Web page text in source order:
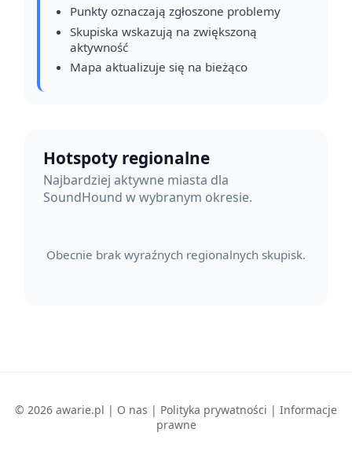
Punkty oznaczają zgłoszone problemy
Skupiska wskazują na zwiększoną
aktywność
Mapa aktualizuje się na bieżąco
Hotspoty regionalne
Najbardziej aktywne miasta dla
SoundHound w wybranym okresie.
Obecnie brak wyraźnych regionalnych skupisk.
© 2026 awarie.pl | O nas | Polityka prywatności | Informacje
prawne